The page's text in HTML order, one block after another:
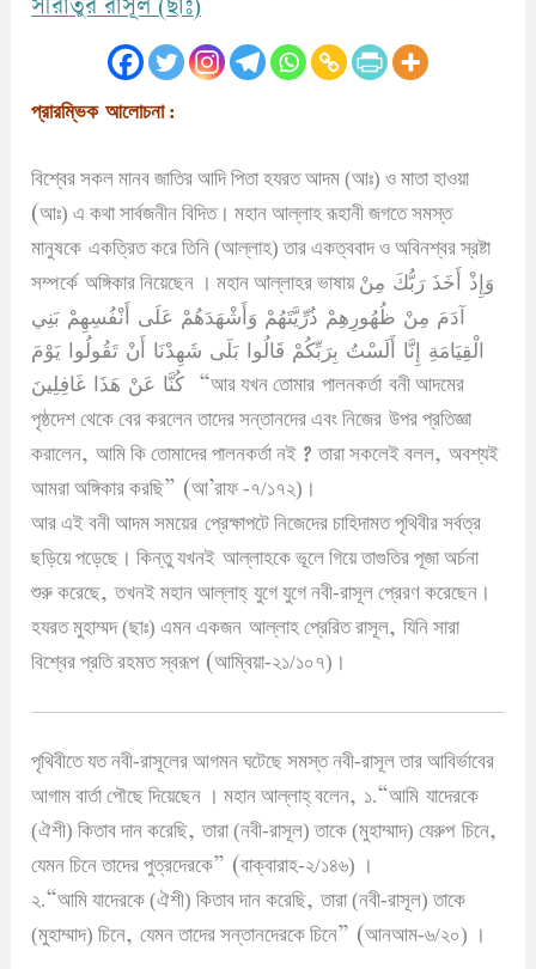
সীরাতুর রাসূল (ছাঃ)
প্রারম্ভিক আলোচনা :
বিশ্বের সকল মানব জাতির আদি পিতা হযরত আদম (আঃ) ও মাতা হাওয়া
(আঃ) এ কথা সার্বজনীন বিদিত।মহান আল্লাহ রূহানী জগতে সমস্ত
মানুষকে একত্রিত করে তিনি (আল্লাহ) তার একত্ববাদ ও অবিনশ্বর স্রষ্টা
সম্পর্কে অঙ্গিকার নিয়েছেন ।মহান আল্লাহর ভাষায় وَإِذْ أَخَذَ رَبُّكَ مِنْ
بَنِي آدَمَ مِنْ ظُهُورِهِمْ ذُرِّيَّتَهُمْ وَأَشْهَدَهُمْ عَلَى أَنْفُسِهِمْ
أَلَسْتُ بِرَبِّكُمْ قَالُوا بَلَى شَهِدْنَا أَنْ تَقُولُوا يَوْمَ الْقِيَامَةِ إِنَّا
كُنَّا عَنْ هَذَا غَافِلِينَ “আর যখন তোমার পালনকর্তা বনী আদমের
পৃষ্ঠদেশ থেকে বের করলেন তাদের সন্তানদের এবং নিজের উপর প্রতিজ্ঞা
করালেন,আমি কি তোমাদের পালনকর্তা নই ?তারা সকলেই বলল,অবশ্যই
আমরা অঙ্গিকার করছি” (আ’রাফ -৭/১৭২) ।
আর এই বনী আদম সময়ের প্রেক্ষাপটে নিজেদের চাহিদামত পৃথিবীর সর্বত্র
ছড়িয়ে পড়েছে ।কিন্তু যখনই আল্লাহকে ভূলে গিয়ে তাগুতির পূজা অর্চনা
শুরু করেছে,তখনই মহান আল্লাহ্ যুগে যুগে নবী-রাসূল প্রেরণ করেছেন ।
হযরত মুহাম্মদ (ছাঃ) এমন একজন আল্লাহ প্রেরিত রাসূল,যিনি সারা
বিশ্বের প্রতি রহমত স্বরূপ(আম্বিয়া-২১/১০৭) ।
পৃথিবীতে যত নবী-রাসূলের আগমন ঘটেছে সমস্ত নবী-রাসূল তার আবির্ভাবের
আগাম বার্তা পৌছে দিয়েছেন ।মহান আল্লাহ্ বলেন, ১.“আমি যাদেরকে
(ঐশী) কিতাব দান করেছি,তারা (নবী-রাসূল) তাকে (মুহাম্মাদ) যেরুপ চিনে,
যেমন চিনে তাদের পুত্রদেরকে” (বাক্বারাহ-২/১৪৬) ।
২.“আমি যাদেরকে (ঐশী) কিতাব দান করেছি,তারা (নবী-রাসূল) তাকে
(মুহাম্মাদ) চিনে,যেমন তাদের সন্তানদেরকে চিনে” (আনআম-৬/২০) ।